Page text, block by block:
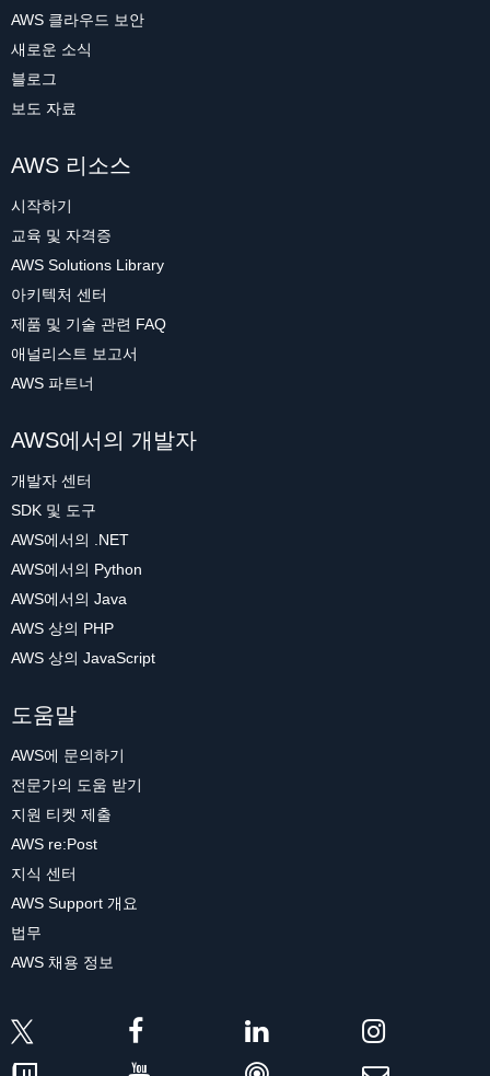
AWS 클라우드 보안
새로운 소식
블로그
보도 자료
AWS 리소스
시작하기
교육 및 자격증
AWS Solutions Library
아키텍처 센터
제품 및 기술 관련 FAQ
애널리스트 보고서
AWS 파트너
AWS에서의 개발자
개발자 센터
SDK 및 도구
AWS에서의 .NET
AWS에서의 Python
AWS에서의 Java
AWS 상의 PHP
AWS 상의 JavaScript
도움말
AWS에 문의하기
전문가의 도움 받기
지원 티켓 제출
AWS re:Post
지식 센터
AWS Support 개요
법무
AWS 채용 정보